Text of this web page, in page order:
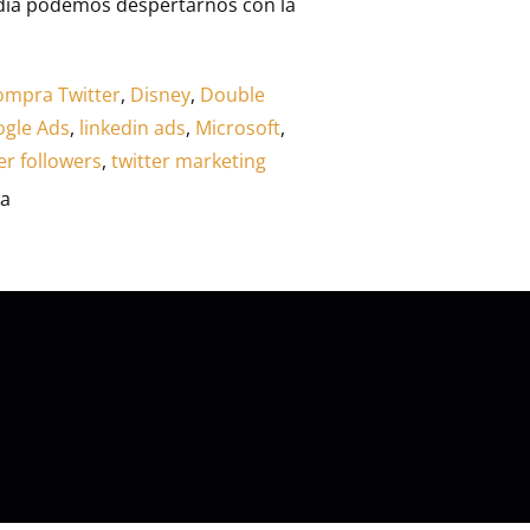
Twitter, Disney, Double
Ads, linkedin ads, Microsoft,
followers, twitter marketing